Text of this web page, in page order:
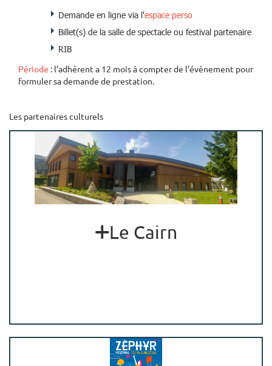
Les partenaires culturels
Le Cairn
Demande en ligne via l'espace perso
Billet(s) de la salle de spectacle ou festival partenaire
RIB
Période : l’adhérent a 12 mois à compter de l’évènement pour
formuler sa demande de prestation.